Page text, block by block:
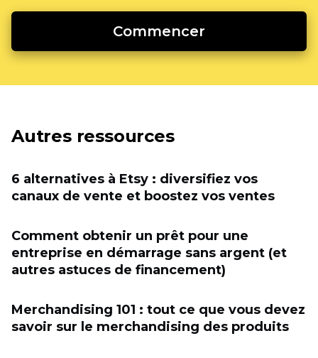
Commencer
Autres ressources
6 alternatives à Etsy : diversifiez vos
canaux de vente et boostez vos ventes
Comment obtenir un prêt pour une
entreprise en démarrage sans argent (et
autres astuces de financement)
Merchandising 101 : tout ce que vous devez
savoir sur le merchandising des produits